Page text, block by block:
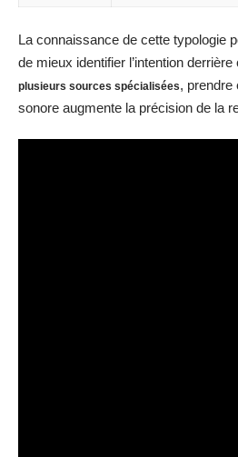
La connaissance de cette typologie
de mieux identifier l’intention
plusieurs sources spécialisées, prendre
sonore augmente la précision de la